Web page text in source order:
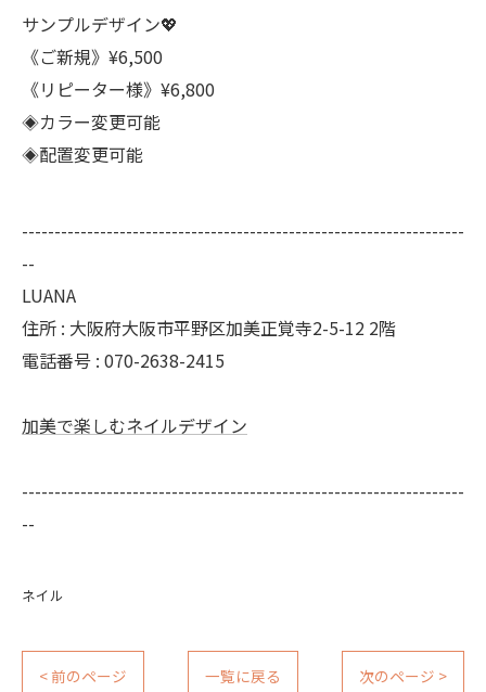
サンプルデザイン💖
《ご新規》¥6,500
《リピーター様》¥6,800
◈カラー変更可能
◈配置変更可能
--------------------------------------------------------------------
--
LUANA
住所 : 大阪府大阪市平野区加美正覚寺2-5-12 2階
電話番号 : 070-2638-2415
加美で楽しむネイルデザイン
--------------------------------------------------------------------
--
ネイル
< 前のページ 一覧に戻る 次のページ >